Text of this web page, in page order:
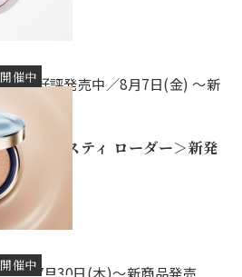
開催中好評発売中／8月7日(金) ～新
＜エスティ ローダー＞新発
開催中7月30日(木)～新商品発売